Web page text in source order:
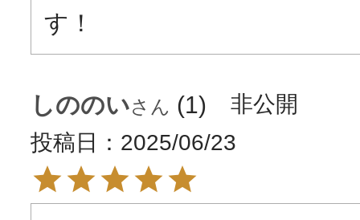
す！
しののい 1
非公開
投稿日
2025/06/23